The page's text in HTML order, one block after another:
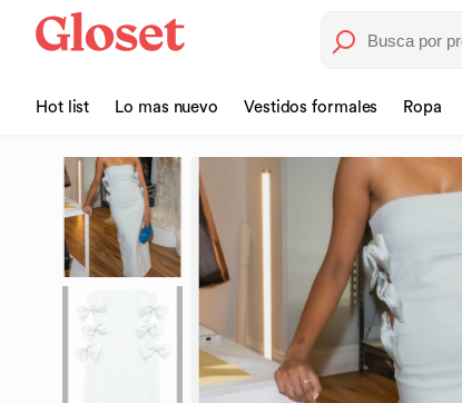
Hot list Lo mas nuevo Vestidos formales Ropa